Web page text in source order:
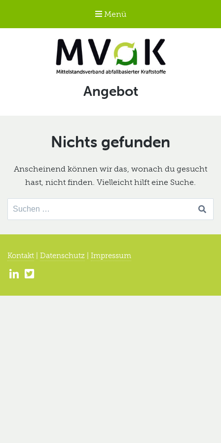
Menü
Mittelstandsverband
abfallbasierter
Schlagwort:
Angebot
Nichts gefunden
Anscheinend können wir das, wonach du gesucht
hast, nicht finden. Vielleicht hilft eine Suche.
Suche
nach:
Kontakt Datenschutz Impressum